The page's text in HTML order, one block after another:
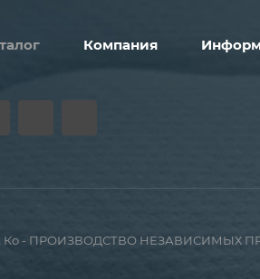
Компания
Ко - ПРОИЗВОДСТВО НЕЗАВИСИМЫХ